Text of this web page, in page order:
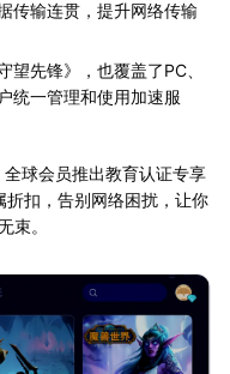
传输连贯，提升网络传输
望先锋》，也覆盖了PC、
统一管理和使用加速服
全球会员推出教育认证专享
扣，告别网络困扰，让你
束。